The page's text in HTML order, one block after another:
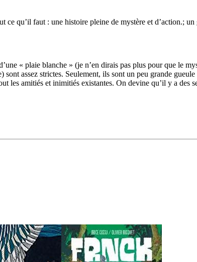
ce qu’il faut : une histoire pleine de mystère et d’action.;
« plaie blanche » (je n’en dirais pas plus pour que le
assez strictes. Seulement, ils sont un peu grande
les amitiés et inimitiés existantes. On devine qu’il y a des